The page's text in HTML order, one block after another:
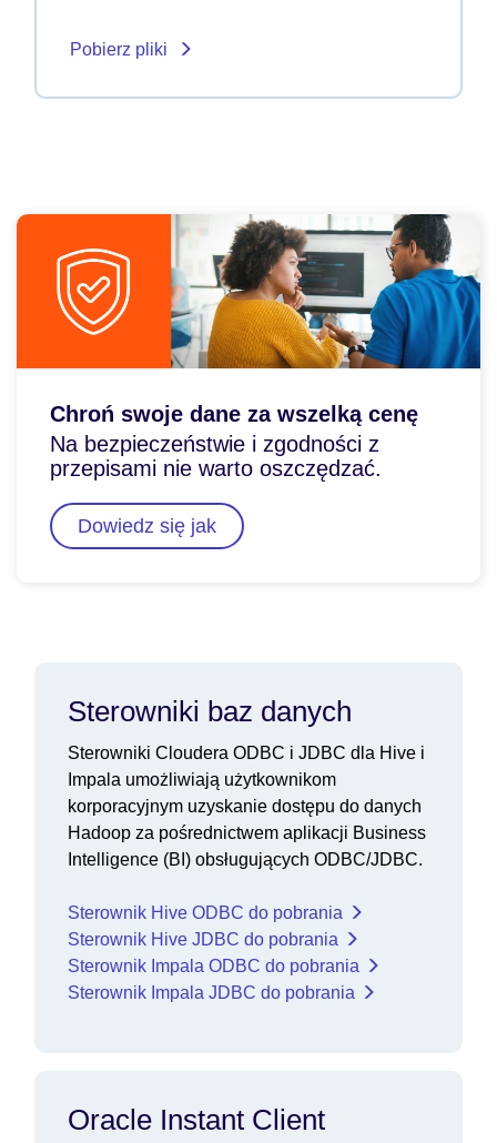
Pobierz pliki
Chroń swoje dane za wszelką cenę
Na bezpieczeństwie i zgodności z
przepisami nie warto oszczędzać.
Dowiedz się jak
Sterowniki baz danych
Sterowniki Cloudera ODBC i JDBC dla Hive i
Impala umożliwiają użytkownikom
korporacyjnym uzyskanie dostępu do danych
Hadoop za pośrednictwem aplikacji Business
Intelligence (BI) obsługujących ODBC/JDBC.
Sterownik Hive ODBC do pobrania
Sterownik Hive JDBC do pobrania
Sterownik Impala ODBC do pobrania
Sterownik Impala JDBC do pobrania
Oracle Instant Client